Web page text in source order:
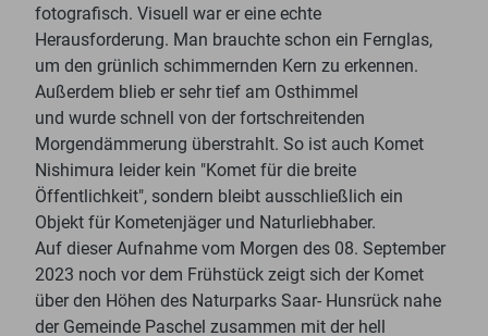
fotografisch. Visuell war er eine echte
Herausforderung. Man brauchte schon ein Fernglas,
um den grünlich schimmernden Kern zu erkennen.
Außerdem blieb er sehr tief am Osthimmel
und wurde schnell von der fortschreitenden
Morgendämmerung überstrahlt. So ist auch Komet
Nishimura leider kein "Komet für die breite
Öffentlichkeit", sondern bleibt ausschließlich ein
Objekt für Kometenjäger und Naturliebhaber.
Auf dieser Aufnahme vom Morgen des 08. September
2023 noch vor dem Frühstück zeigt sich der Komet
über den Höhen des Naturparks Saar- Hunsrück nahe
der Gemeinde Paschel zusammen mit der hell